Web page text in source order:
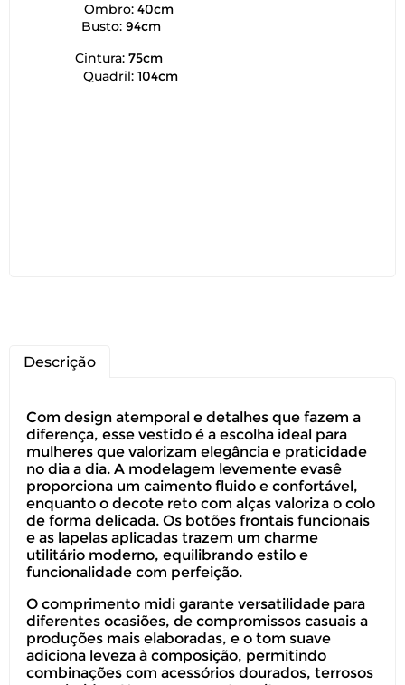
Ombro: 40cm
Busto: 94cm
Cintura: 75cm
Quadril: 104cm
Descrição
Com design atemporal e detalhes que fazem a
diferença, esse vestido é a escolha ideal para
mulheres que valorizam elegância e praticidade
no dia a dia. A modelagem levemente evasê
proporciona um caimento fluido e confortável,
enquanto o decote reto com alças valoriza o colo
de forma delicada. Os botões frontais funcionais
e as lapelas aplicadas trazem um charme
utilitário moderno, equilibrando estilo e
funcionalidade com perfeição.
O comprimento midi garante versatilidade para
diferentes ocasiões, de compromissos casuais a
produções mais elaboradas, e o tom suave
adiciona leveza à composição, permitindo
combinações com acessórios dourados, terrosos